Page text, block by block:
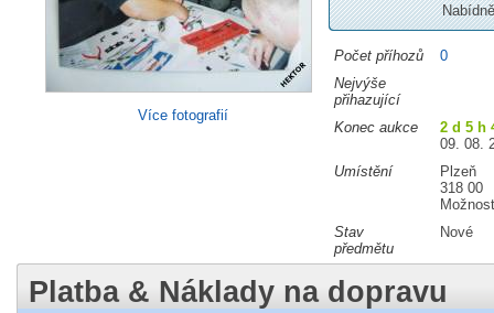
Více fotografií
Počet příhozů
0
Nejvýše
přihazující
Konec aukce
2 d 5 h
09. 08.
Umístění
Plzeň
318 00
Stav
předmětu
Nové
Platba & Náklady na dopravu